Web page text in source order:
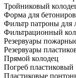
Тройниковый
Форма для
Фильтр патроны для
Фильтрационный
Резервуары
Резервуары
Прямой колодец
Погреб пластиковый
Пластиковые